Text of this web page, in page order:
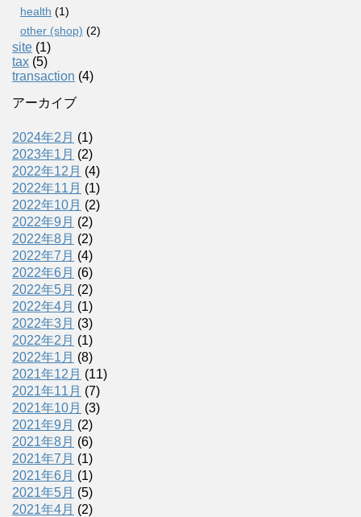
health (1)
other (shop) (2)
site (1)
tax (5)
transaction (4)
アーカイブ
2024年2月 (1)
2023年1月 (2)
2022年12月 (4)
2022年11月 (1)
2022年10月 (2)
2022年9月 (2)
2022年8月 (2)
2022年7月 (4)
2022年6月 (6)
2022年5月 (2)
2022年4月 (1)
2022年3月 (3)
2022年2月 (1)
2022年1月 (8)
2021年12月 (11)
2021年11月 (7)
2021年10月 (3)
2021年9月 (2)
2021年8月 (6)
2021年7月 (1)
2021年6月 (1)
2021年5月 (5)
2021年4月 (2)